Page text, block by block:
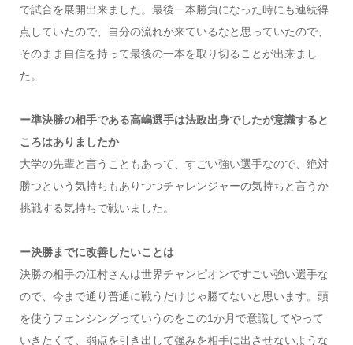
で試合を展開出来ました。最後一本勝負になった時にも連続得
点していたので、自分の流れが来ているなと思っていたので、
そのまま自信を持って最後の一本を取り切ることが出来まし
た。
ー準決勝の相手である高嶋選手は法政出身でしたが意識すると
ころはありましたか
大学の先輩と言うこともあって、すごい強い選手なので、絶対
勝つという気持ちもありつつチャレンジャーの気持ちと言うか
挑戦する気持ちで戦いました。
ー決勝までに改善したいことは
決勝の相手の江村さんは世界チャンピオンですごい強い選手な
ので、今まで通り普通に戦うだけじゃ勝てないと思います。頭
を使うフェンシングっていうのをこの1か月で意識してやって
いきたくて、弱点を引き出して強みを相手に出させないような